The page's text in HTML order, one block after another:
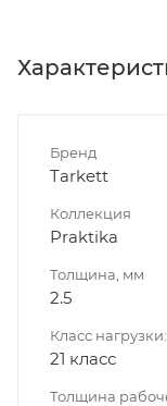
Бренд
Tarkett
Коллекция
Praktika
Толщина, мм
2.5
Класс нагрузки:
21 класс
Толщина